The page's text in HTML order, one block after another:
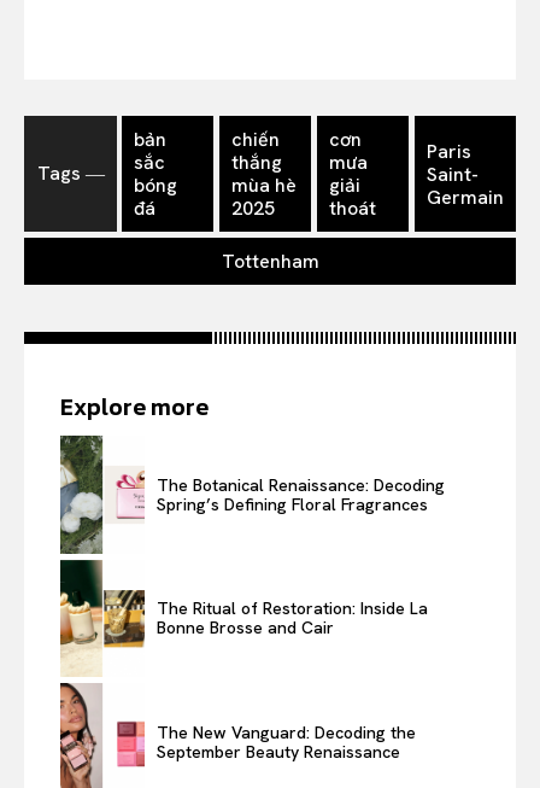
Tags ―
bản
sắc
bóng
đá
chiến
thắng
mùa hè
2025
cơn
mưa
giải
thoát
Paris
Saint-
Germain
Tottenham
Explore more
The Botanical Renaissance: Decoding
Spring’s Defining Floral Fragrances
The Ritual of Restoration: Inside La
Bonne Brosse and Cair
The New Vanguard: Decoding the
September Beauty Renaissance